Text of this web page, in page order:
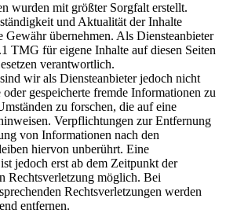
wurden mit größter Sorgfalt erstellt.
und Aktualität der Inhalte
übernehmen. Als Diensteanbieter
TMG für eigene Inhalte auf diesen Seiten
verantwortlich.
wir als Diensteanbieter jedoch nicht
gespeicherte fremde Informationen zu
zu forschen, die auf eine
Verpflichtungen zur Entfernung
von Informationen nach den
hiervon unberührt. Eine
jedoch erst ab dem Zeitpunkt der
Rechtsverletzung möglich. Bei
Rechtsverletzungen werden
entfernen.